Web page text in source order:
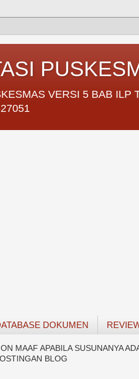
VERSI 5 BAB
DOKUMEN
MAAF APABILA SUSUNANYA
BLOG